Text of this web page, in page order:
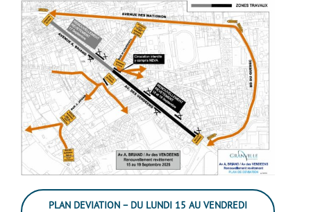
PLAN DEVIATION – DU LUNDI 15 AU VENDREDI